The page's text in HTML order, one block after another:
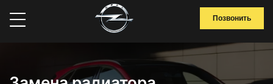
Позвонить